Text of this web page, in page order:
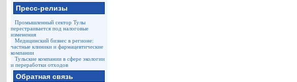
Пресс-релизы
Промышленный сектор Тулы
перестраивается под налоговые
изменения
Медицинский бизнес в регионе:
частные клиники и фармацевтические
компании
Тульские компании в сфере экологии
и переработки отходов
Обратная связь